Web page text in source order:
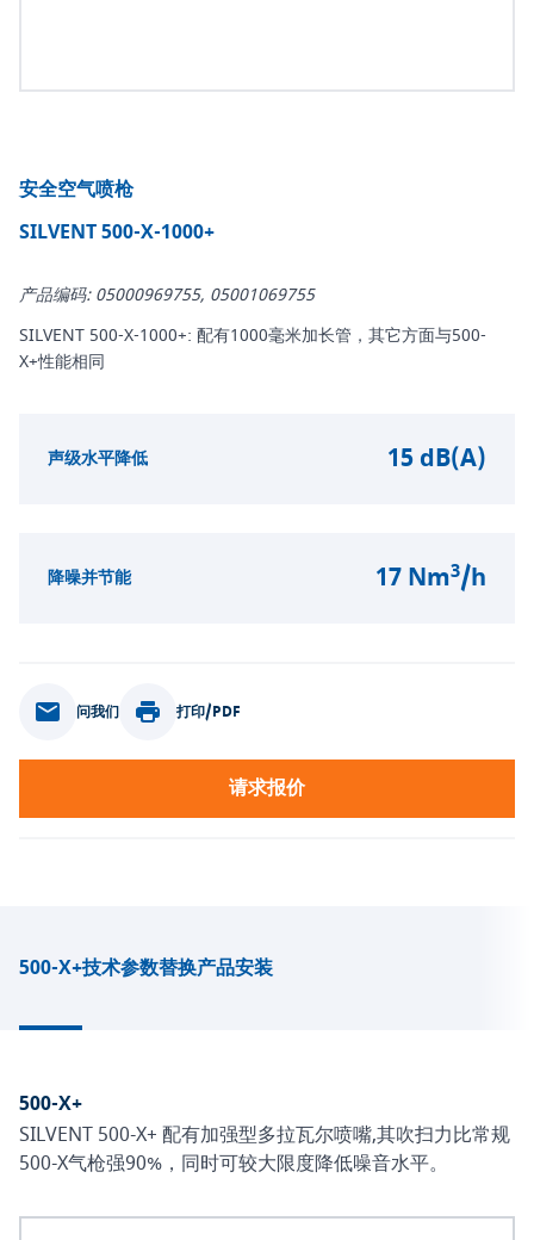
安全空气喷枪
SILVENT 500-X-1000+
产品编码: 05000969755, 05001069755
SILVENT 500-X-1000+: 配有1000毫米加长管，其它方面与500-
X+性能相同
声级水平降低 15 dB(A)
降噪并节能 17 Nm3/h
问我们 打印/PDF
请求报价
500-X+技术参数替换产品安装
500-X+
SILVENT 500-X+ 配有加强型多拉瓦尔喷嘴,其吹扫力比常规
500-X气枪强90%，同时可较大限度降低噪音水平。